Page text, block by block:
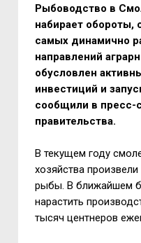
Рыбоводство в
набирает обороты,
самых динамично
направлений
обусловлен
инвестиций и
сообщили в пресс-
правительства.
В текущем году
хозяйства
рыбы. В ближайшем
нарастить
тысяч центнеров